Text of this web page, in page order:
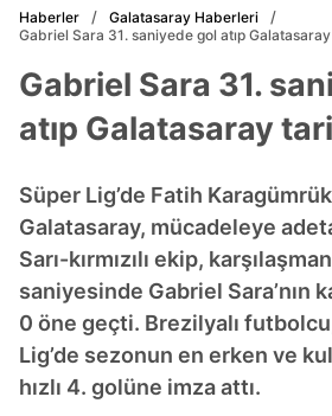
Haberler
Galatasaray Haberleri
Gabriel Sara 31. saniyede gol atıp
Gabriel Sara 31.
atıp Galatasaray
Süper Lig’de Fatih
Galatasaray, mücadeleye
Sarı-kırmızılı ekip,
saniyesinde Gabriel Sara’nın
0 öne geçti. Brezilyalı
Lig’de sezonun en erken ve
hızlı 4. golüne imza attı.